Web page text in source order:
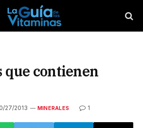
contienen
27/2013 MINERALES 1